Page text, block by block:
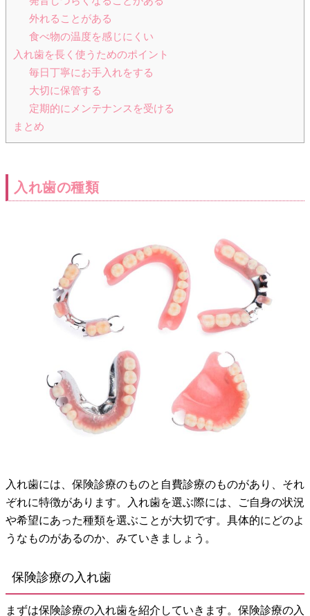
外れることがある
食べ物の温度を感じにくい
入れ歯を長く使うためのポイント
毎日丁寧にお手入れをする
大切に保管する
定期的にメンテナンスを受ける
まとめ
入れ歯の種類
入れ歯には、保険診療のものと自費診療のものがあり、それ
ぞれに特徴があります。入れ歯を選ぶ際には、ご自身の状況
や希望にあった種類を選ぶことが大切です。具体的にどのよ
うなものがあるのか、みていきましょう。
保険診療の入れ歯
まずは保険診療の入れ歯を紹介していきます。保険診療の入